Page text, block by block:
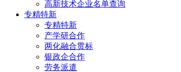
高新技术企业名单查询
专精特新
专精特新
产学研合作
两化融合贯标
银政企合作
劳务派遣